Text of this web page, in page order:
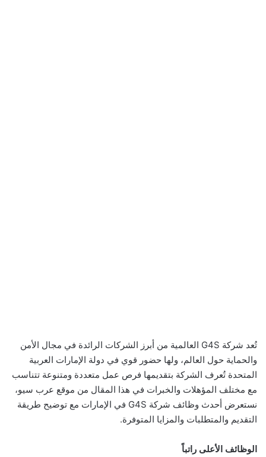
تُعد شركة G4S العالمية من أبرز الشركات الرائدة في مجال الأمن
والحماية حول العالم، ولها حضور قوي في دولة الإمارات العربية
المتحدة تُعرف الشركة بتقديمها فرص عمل متعددة ومتنوعة تتناسب
مع مختلف المؤهلات والخبرات في هذا المقال من موقع عرب سيو،
نستعرض أحدث وظائف شركة G4S في الإمارات مع توضيح طريقة
التقديم والمتطلبات والمزايا المتوفرة.
الوظائف الأعلى راتباً